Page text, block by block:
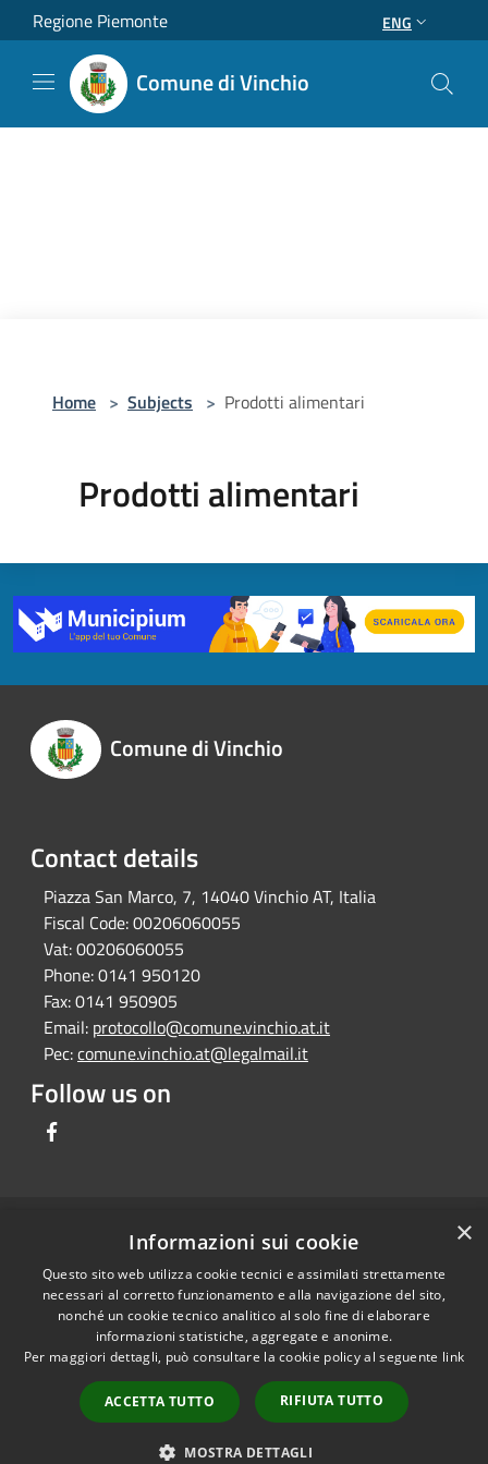
Salta al contenuto principale
Regione Piemonte ENG
Comune di Vinchio
Home > Subjects > Prodotti alimentari
Prodotti alimentari
Comune di Vinchio
Contact details
Piazza San Marco, 7, 14040 Vinchio AT, Italia
Fiscal Code:00206060055
Vat:00206060055
Phone:0141 950120
Fax:0141 950905
Email: protocollo@comune.vinchio.at.it
Pec:comune.vinchio.at@legalmail.it
Follow us on
Privacy
Cookie
Dati fiscali e codici
fatturazione
Dichiarazione di
Comune convenzionato
Progetto|Convenzione
Adesioni
•Accesso redazione
×
Informazioni sui cookie
Questo sito web utilizza cookie tecnici e assimilati strettamente
necessari al corretto funzionamento e alla navigazione del sito,
nonché un cookie tecnico analitico al solo fine di elaborare
informazioni statistiche, aggregate e anonime.
Per maggiori dettagli, può consultare la cookie policy al seguente link
ACCETTA TUTTO RIFIUTA TUTTO
MOSTRA DETTAGLI